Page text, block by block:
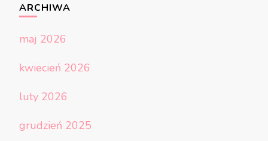
ARCHIWA
maj 2026
kwiecień 2026
luty 2026
grudzień 2025